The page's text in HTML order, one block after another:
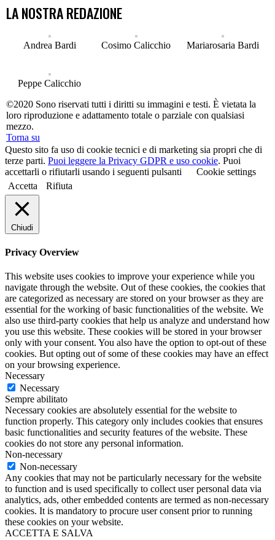
LA NOSTRA REDAZIONE
Andrea Bardi Cosimo Calicchio Mariarosaria Bardi
Peppe Calicchio
©2020 Sono riservati tutti i diritti su immagini e testi. È vietata la
loro riproduzione e adattamento totale o parziale con qualsiasi
mezzo.
Torna su
Questo sito fa uso di cookie tecnici e di marketing sia propri che di
terze parti. Puoi leggere la Privacy GDPR e uso cookie. Puoi
accettarli o rifiutarli usando i seguenti pulsanti
Cookie settings
Accetta
Rifiuta
Chiudi
Privacy Overview
This website uses cookies to improve your experience while you
navigate through the website. Out of these cookies, the cookies that
are categorized as necessary are stored on your browser as they are
essential for the working of basic functionalities of the website. We
also use third-party cookies that help us analyze and understand how
you use this website. These cookies will be stored in your browser
only with your consent. You also have the option to opt-out of these
cookies. But opting out of some of these cookies may have an effect
on your browsing experience.
Necessary
Necessary
Sempre abilitato
Necessary cookies are absolutely essential for the website to
function properly. This category only includes cookies that ensures
basic functionalities and security features of the website. These
cookies do not store any personal information.
Non-necessary
Non-necessary
Any cookies that may not be particularly necessary for the website
to function and is used specifically to collect user personal data via
analytics, ads, other embedded contents are termed as non-necessary
cookies. It is mandatory to procure user consent prior to running
these cookies on your website.
ACCETTA E SALVA